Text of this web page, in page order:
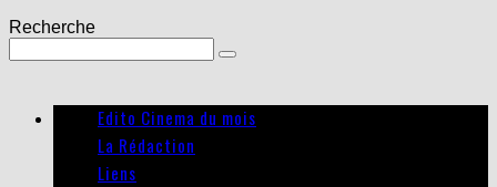
Recherche
Edito Cinema du mois
La Rédaction
Liens